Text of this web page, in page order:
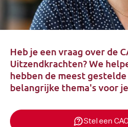
Heb je een vraag over de
Uitzendkrachten? We
hebben de meest
belangrijke thema's voor
Stel een